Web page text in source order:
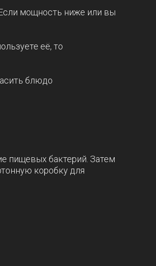
мощность ниже или вы
её, то
блюдо
пищевых бактерий. Затем
коробку для